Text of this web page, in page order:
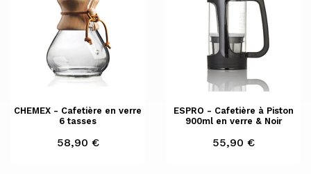
CHEMEX - Cafetière en verre
6 tasses
Prix
58,90 €
ESPRO - Cafetière à Piston
900ml en verre & Noir
Prix
55,90 €